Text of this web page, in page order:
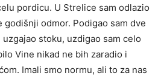
pordicu. U Strelice sam odlazio
godišnji odmor. Podigao sam dve
stoku, uzdigao sam celo
Vine nikad ne bih zaradio i
Imali smo normu, ali to za nas